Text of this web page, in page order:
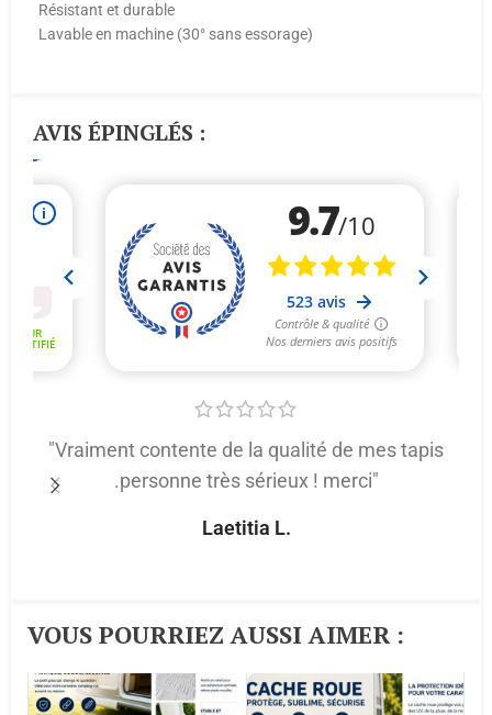
Résistant et durable
Lavable en machine (30° sans essorage)
AVIS ÉPINGLÉS :
"Vraiment contente de la qualité de mes tapis
.personne très sérieux ! merci"
Laetitia L.
VOUS POURRIEZ AUSSI AIMER :​